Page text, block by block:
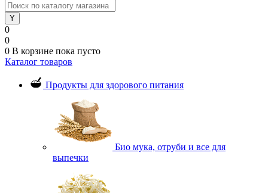
0
0
0 В корзине пока пусто
Каталог товаров
Продукты для здорового питания
Био мука, отруби и все для
выпечки